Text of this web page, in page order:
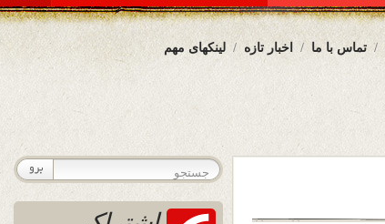
لینکهای مهم اخبار تازه تماس با ما